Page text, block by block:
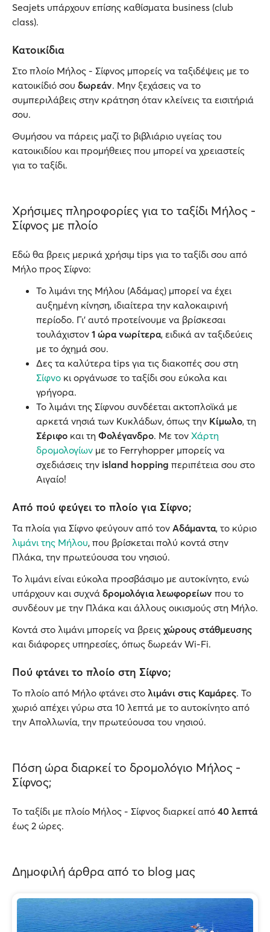
Seajets υπάρχουν επίσης καθίσματα business (club
class).
Κατοικίδια
Στο πλοίο Μήλος - Σίφνος μπορείς να ταξιδέψεις με το
κατοικίδιό σου δωρεάν. Μην ξεχάσεις να το
συμπεριλάβεις στην κράτηση όταν κλείνεις τα εισιτήριά
σου.
Θυμήσου να πάρεις μαζί το βιβλιάριο υγείας του
κατοικιδίου και προμήθειες που μπορεί να χρειαστείς
για το ταξίδι.
Χρήσιμες πληροφορίες για το ταξίδι Μήλος -
Σίφνος με πλοίο
Εδώ θα βρεις μερικά χρήσιμ tips για το ταξίδι σου από
Μήλο προς Σίφνο:
Το λιμάνι της Μήλου (Αδάμας) μπορεί να έχει
αυξημένη κίνηση, ιδιαίτερα την καλοκαιρινή
περίοδο. Γι' αυτό προτείνουμε να βρίσκεσαι
τουλάχιστον 1 ώρα νωρίτερα, ειδικά αν ταξιδεύεις
με το όχημά σου.
Δες τα καλύτερα tips για τις διακοπές σου στη
Σίφνο κι οργάνωσε το ταξίδι σου εύκολα και
γρήγορα.
Το λιμάνι της Σίφνου συνδέεται ακτοπλοϊκά με
αρκετά νησιά των Κυκλάδων, όπως την Κίμωλο, τη
Σέριφο και τη Φολέγανδρο. Με τον Χάρτη
δρομολογίων με το Ferryhopper μπορείς να
σχεδιάσεις την island hopping περιπέτεια σου στο
Αιγαίο!
Από πού φεύγει το πλοίο για Σίφνο;
Τα πλοία για Σίφνο φεύγουν από τον Αδάμαντα, το κύριο
λιμάνι της Μήλου, που βρίσκεται πολύ κοντά στην
Πλάκα, την πρωτεύουσα του νησιού.
Το λιμάνι είναι εύκολα προσβάσιμο με αυτοκίνητο, ενώ
υπάρχουν και συχνά δρομολόγια λεωφορείων που το
συνδέουν με την Πλάκα και άλλους οικισμούς στη Μήλο.
Κοντά στο λιμάνι μπορείς να βρεις χώρους στάθμευσης
και διάφορες υπηρεσίες, όπως δωρεάν Wi-Fi.
Πού φτάνει το πλοίο στη Σίφνο;
Το πλοίο από Μήλο φτάνει στο λιμάνι στις Καμάρες. Το
χωριό απέχει γύρω στα 10 λεπτά με το αυτοκίνητο από
την Απολλωνία, την πρωτεύουσα του νησιού.
Πόση ώρα διαρκεί το δρομολόγιο Μήλος -
Σίφνος;
Το ταξίδι με πλοίο Μήλος - Σίφνος διαρκεί από 40 λεπτά
έως 2 ώρες.
Δημοφιλή άρθρα από το blog μας